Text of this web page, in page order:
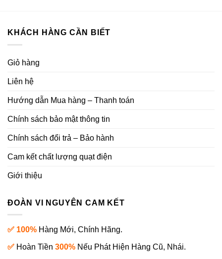
KHÁCH HÀNG CẦN BIẾT
Giỏ hàng
Liên hệ
Hướng dẫn Mua hàng – Thanh toán
Chính sách bảo mật thông tin
Chính sách đổi trả – Bảo hành
Cam kết chất lượng quạt điện
Giới thiệu
ĐOÀN VI NGUYÊN CAM KẾT
✅ 100% Hàng Mới, Chính Hãng.
✅ Hoàn Tiền 300% Nếu Phát Hiện Hàng Cũ, Nhái.